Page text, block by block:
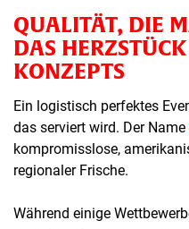
QUALITÄT, DIE
DAS
KONZEPTS
Ein logistisch perfektes
das serviert wird. Der Name
kompromisslose,
regionaler Frische.
Während einige